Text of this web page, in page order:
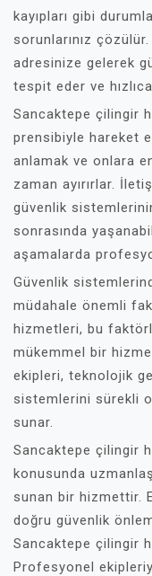
kayıpları gibi
sorunlarınız
adresinize gelerek
tespit eder ve
Sancaktepe çilingir
prensibiyle hareket
anlamak ve onlara
zaman ayırırlar.
güvenlik
sonrasında
aşamalarda
Güvenlik
müdahale önemli
hizmetleri, bu
mükemmel bir
ekipleri, teknolojik
sistemlerini sürekli
sunar.
Sancaktepe çilingir
konusunda
sunan bir hizmettir.
doğru güvenlik
Sancaktepe çilingir
Profesyonel